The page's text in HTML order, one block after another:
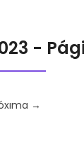
-
→